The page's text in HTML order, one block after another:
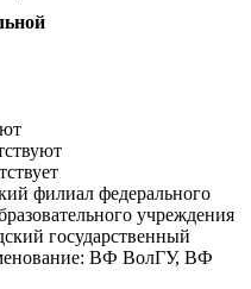
филиал федерального
учреждения
государственный
ВФ ВолГУ, ВФ